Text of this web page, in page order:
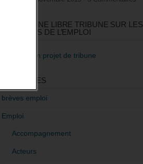
RÉDIGEZ UNE LIBRE TRIBUNE SUR LES
POLITIQUES DE L’EMPLOI
>Décrire mon projet de tribune
CATÉGORIES
brèves emploi
Emploi
Accompagnement
Acteurs